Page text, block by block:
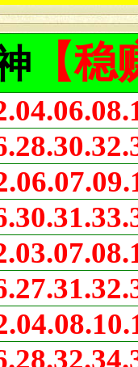
【